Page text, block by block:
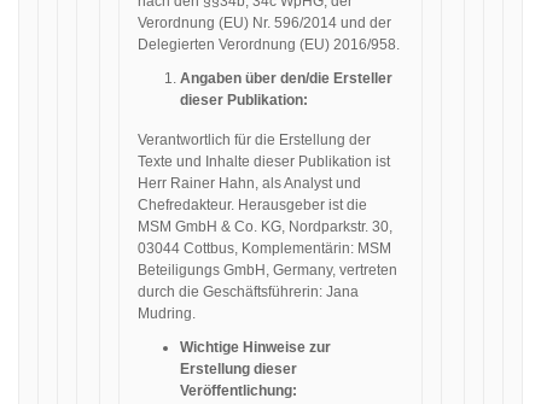
Verordnung (EU) Nr. 596/2014 und der
Delegierten Verordnung (EU) 2016/958.
Angaben über den/die Ersteller
dieser Publikation:
Verantwortlich für die Erstellung der
Texte und Inhalte dieser Publikation ist
Herr Rainer Hahn, als Analyst und
Chefredakteur. Herausgeber ist die
MSM GmbH & Co. KG, Nordparkstr. 30,
03044 Cottbus, Komplementärin: MSM
Beteiligungs GmbH, Germany, vertreten
durch die Geschäftsführerin: Jana
Mudring.
Wichtige Hinweise zur
Erstellung dieser
Veröffentlichung: